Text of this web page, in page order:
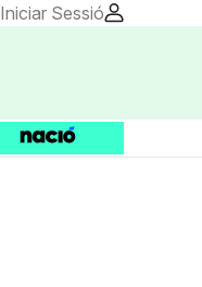
Iniciar Sessió